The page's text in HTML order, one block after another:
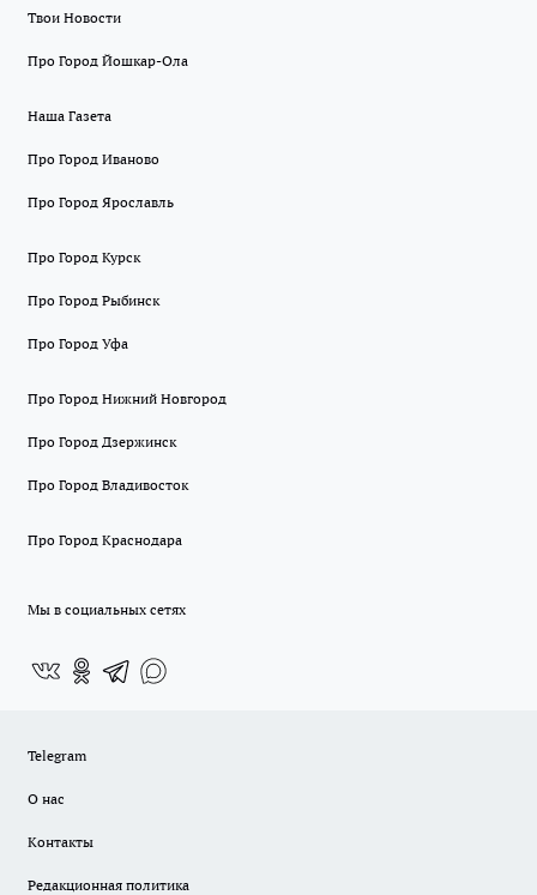
Твои Новости
Про Город Йошкар-Ола
Наша Газета
Про Город Иваново
Про Город Ярославль
Про Город Курск
Про Город Рыбинск
Про Город Уфа
Про Город Нижний Новгород
Про Город Дзержинск
Про Город Владивосток
Про Город Краснодара
Мы в социальных сетях
Telegram
О нас
Контакты
Редакционная политика